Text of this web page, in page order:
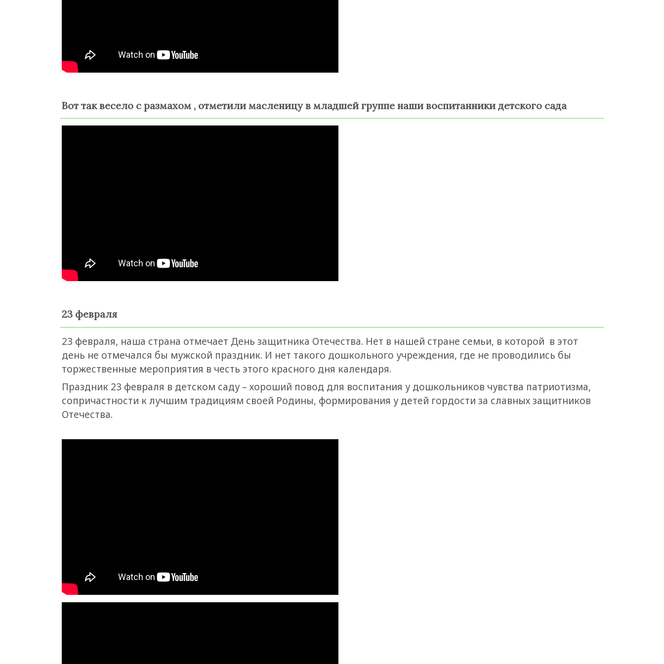
Вот так весело с размахом , отметили масленицу в младшей группе наши воспитанники детского сада
23 февраля
23 февраля, наша страна отмечает День защитника Отечества. Нет в нашей стране семьи, в которой в этот
день не отмечался бы мужской праздник. И нет такого дошкольного учреждения, где не проводились бы
торжественные мероприятия в честь этого красного дня календаря.
Праздник 23 февраля в детском саду – хороший повод для воспитания у дошкольников чувства патриотизма,
сопричастности к лучшим традициям своей Родины, формирования у детей гордости за славных защитников
Отечества.